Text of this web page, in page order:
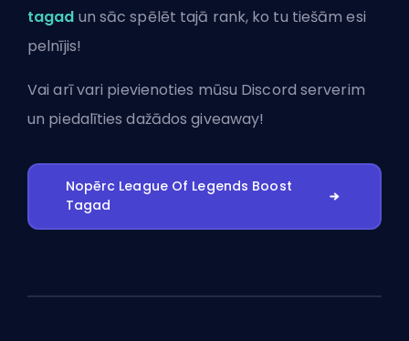
tagad un sāc spēlēt tajā rank, ko tu tiešām esi
pelnījis!
Vai arī vari pievienoties mūsu Discord serverim
un piedalīties dažādos giveaway!
Nopērc League Of Legends Boost
Tagad